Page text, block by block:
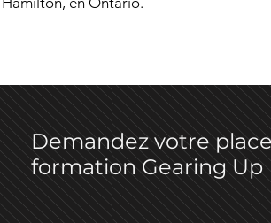
Demandez votre
formation Gearing Up